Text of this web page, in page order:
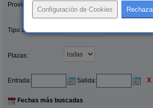
Provincias/Islas:
Tipo alquiler:
Plazas:
Entrada: Salida: X
Fechas más buscadas